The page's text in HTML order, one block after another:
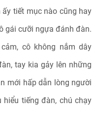
ấy tiết mục nào cũng hay
gái cưỡi ngựa đánh đàn.
cô không nắm dây
tay kia gảy lên những
mới hấp dẫn lòng người
tiếng đàn, chú chạy